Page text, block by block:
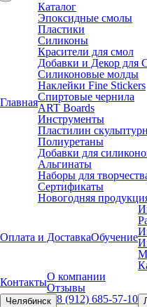
Главная
Каталог
Эпоксидные смолы
Пластики
Силиконы
Красители для смол
Добавки и Декор для
Силиконовые молды
Наклейки Fine Stickers
Спиртовые чернила
ART Boards
Инструменты
Пластилин
Полиуретаны
Добавки для
Альгинаты
Наборы для
Сертификаты
Новогодняя
Оплата и ДоставкаОбучение
КонтактыО компании
Отзывы
Челябинск 8 (912) 685-57-10